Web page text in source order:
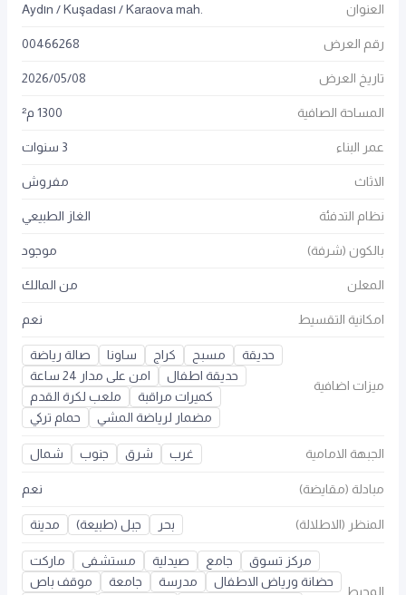
العنوان Aydın / Kuşadası / Karaova mah.
رقم العرض 00466268
تاريخ العرض 2026/05/08
المساحة الصافية 1300 م²
عمر البناء 3 سنوات
الاثاث مفروش
نظام التدفئة الغاز الطبيعي
بالكون (شرفة) موجود
المعلن من المالك
امكانية التقسيط نعم
ميزات اضافية
حديقة مسبح كراج ساونا
صالة رياضة
حديقة اطفال
امن على مدار 24 ساعة
كميرات مراقبة
ملعب لكرة القدم
مضمار لرياضة المشي
حمام تركي
الجبهة الامامية غرب شرق جنوب شمال
مبادلة (مقايضة) نعم
المنظر (الاطلالة) بحر جبل (طبيعة) مدينة
المحيط
مركز تسوق جامع صيدلية مستشفى
ماركت
حضانة ورياض الاطفال
مدرسة جامعة
موقف باص